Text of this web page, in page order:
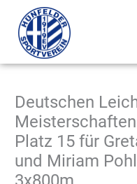
Inhalt
springen
Deutschen
Platz 15 für
und Miriam